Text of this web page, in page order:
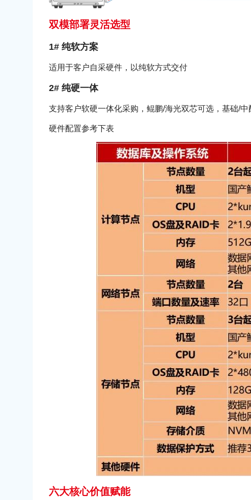
双模部署灵活选型
1# 纯软方案
适用于客户自采硬件，以纯软方式交付
2# 纯硬一体
支持客户软硬一体化采购，鲲鹏/海光双芯可选，基础/中
硬件配置参考下表
六大核心价值赋能